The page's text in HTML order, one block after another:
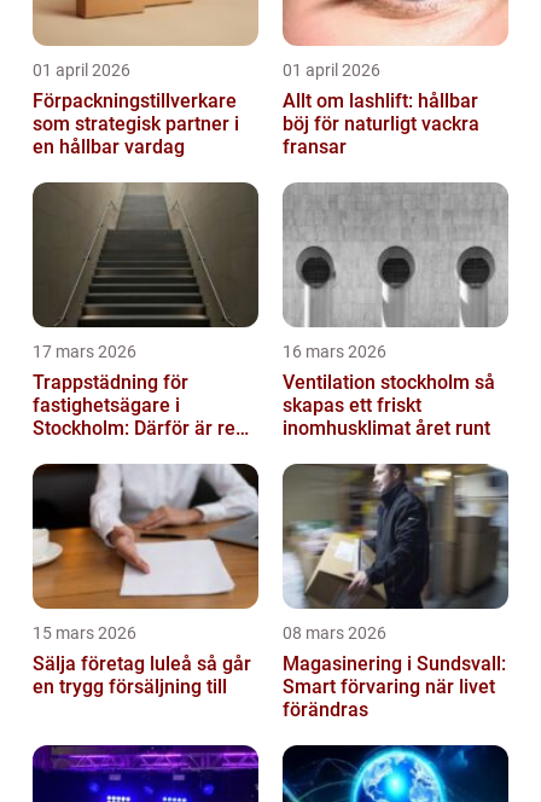
01 april 2026
Förpackningstillverkare
som strategisk partner i
en hållbar vardag
01 april 2026
Allt om lashlift: hållbar
böj för naturligt vackra
fransar
17 mars 2026
Trappstädning för
fastighetsägare i
Stockholm: Därför är rena
investering
16 mars 2026
Ventilation stockholm så
skapas ett friskt
inomhusklimat året runt
15 mars 2026
Sälja företag luleå så går
en trygg försäljning till
08 mars 2026
Magasinering i Sundsvall:
Smart förvaring när livet
förändras